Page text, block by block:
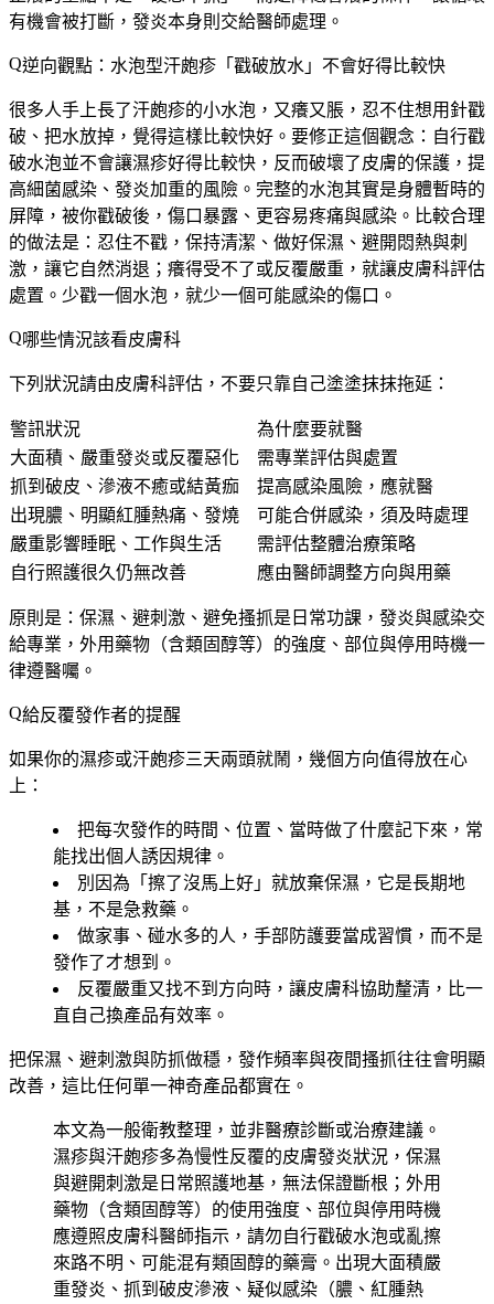
有機會被打斷，發炎本身則交給醫師處理。
逆向觀點：水泡型汗皰疹「戳破放水」不會好得比較快
很多人手上長了汗皰疹的小水泡，又癢又脹，忍不住想用針戳
破、把水放掉，覺得這樣比較快好。要修正這個觀念： 自行戳
破水泡並不會讓濕疹好得比較快，反而破壞了皮膚的保護，提
高細菌感染、發炎加重的風險 。完整的水泡其實是身體暫時的
屏障，被你戳破後，傷口暴露、更容易疼痛與感染。比較合理
的做法是：忍住不戳，保持清潔、做好保濕、避開悶熱與刺
激，讓它自然消退；癢得受不了或反覆嚴重，就讓皮膚科評估
處置。少戳一個水泡，就少一個可能感染的傷口。
哪些情況該看皮膚科
下列狀況請由皮膚科評估，不要只靠自己塗塗抹抹拖延：
警訊狀況
為什麼要就醫
大面積、嚴重發炎或反覆惡化
需專業評估與處置
抓到破皮、滲液不癒或結黃痂
提高感染風險，應就醫
出現膿、明顯紅腫熱痛、發燒
可能合併感染，須及時處理
嚴重影響睡眠、工作與生活
需評估整體治療策略
自行照護很久仍無改善
應由醫師調整方向與用藥
原則是： 保濕、避刺激、避免搔抓是日常功課，發炎與感染交
給專業 ，外用藥物（含類固醇等）的強度、部位與停用時機一
律遵醫囑。
給反覆發作者的提醒
如果你的濕疹或汗皰疹三天兩頭就鬧，幾個方向值得放在心
上：
把每次發作的時間、位置、當時做了什麼記下來，常
能找出個人誘因規律。
別因為「擦了沒馬上好」就放棄保濕，它是長期地
基，不是急救藥。
做家事、碰水多的人，手部防護要當成習慣，而不是
發作了才想到。
反覆嚴重又找不到方向時，讓皮膚科協助釐清，比一
直自己換產品有效率。
把保濕、避刺激與防抓做穩，發作頻率與夜間搔抓往往會明顯
改善，這比任何單一神奇產品都實在。
本文為一般衛教整理，並非醫療診斷或治療建議。
濕疹與汗皰疹多為慢性反覆的皮膚發炎狀況，保濕
與避開刺激是日常照護地基，無法保證斷根；外用
藥物（含類固醇等）的使用強度、部位與停用時機
應遵照皮膚科醫師指示，請勿自行戳破水泡或亂擦
來路不明、可能混有類固醇的藥膏。出現大面積嚴
重發炎、抓到破皮滲液、疑似感染（膿、紅腫熱